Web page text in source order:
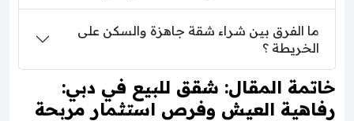
ما الفرق بين شراء شقة جاهزة والسكن على
الخريطة ؟
خاتمة المقال: شقق للبيع في دبي:
رفاهية العيش وفرص استثمار مربحة